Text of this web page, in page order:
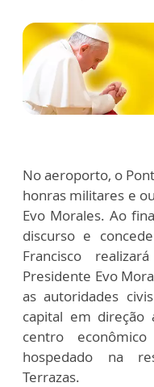
No aeroporto, o
honras militares e
Evo Morales. Ao
discurso e
Francisco
Presidente Evo
as autoridades
capital em direção
centro
hospedado na
Terrazas.